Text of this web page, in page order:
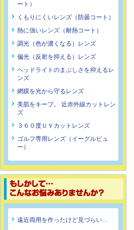
ート）
くもりにくいレンズ（防曇コート）
熱に強いレンズ（耐熱コート）
調光（色が濃くなる）レンズ
偏光（反射を抑える）レンズ
ヘッドライトのまぶしさを抑えるレ
ンズ
網膜を光から守るレンズ
美肌をキープ。 近赤外線カットレン
ズ
３６０度ＵＶカットレンズ
ゴルフ専用レンズ（イーグルビュ
ー）
遠近両用を作ったけど見づらい…